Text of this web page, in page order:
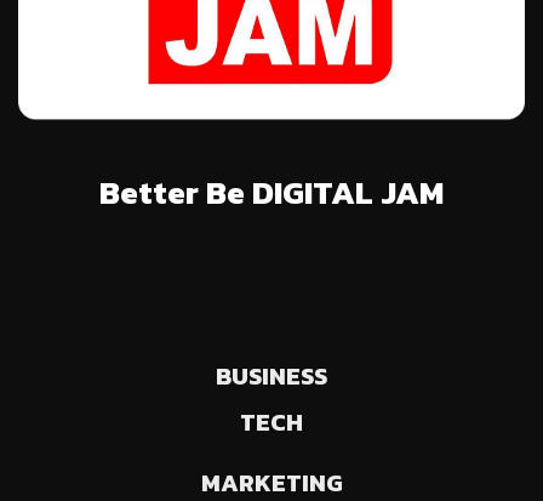
Better Be DIGITAL JAM
BUSINESS
TECH
MARKETING